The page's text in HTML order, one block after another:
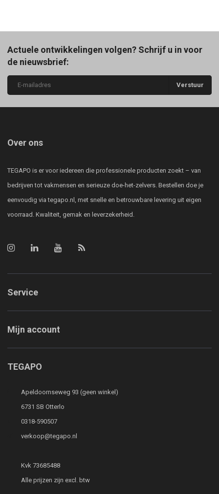
Actuele ontwikkelingen volgen? Schrijf u in voor
de nieuwsbrief:
Verstuur
Over ons
TEGAPO is er voor iedereen die professionele producten zoekt – van
bedrijven tot vakmensen en serieuze doe-het-zelvers. Bestellen doe je
eenvoudig via tegapo.nl, met snelle en betrouwbare levering uit eigen
voorraad. Kwaliteit, gemak en leverzekerheid.
Service
Mijn account
TEGAPO
Apeldoornseweg 93 (geen winkel)
6731 SB Otterlo
0318-590507
verkoop@tegapo.nl
Kvk 73685488
Alle prijzen zijn excl. btw